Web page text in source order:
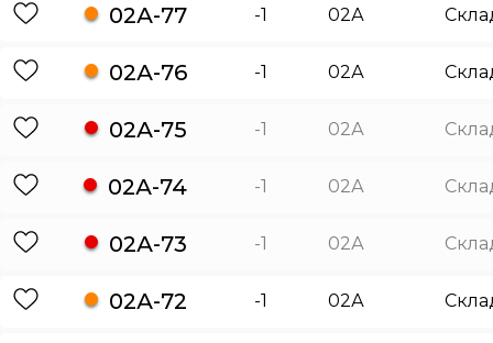
02А-77 -1 02А
02А-76 -1 02А
02А-75 -1 02А
02А-74 -1 02А
02А-73 -1 02А
02А-72 -1 02А